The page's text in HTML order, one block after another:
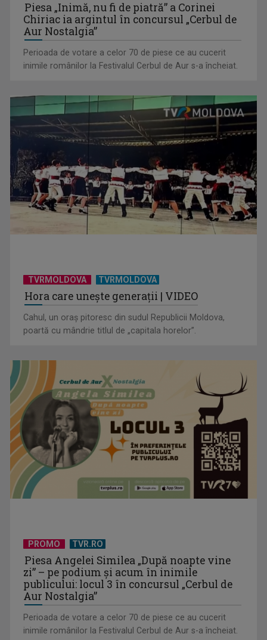
Piesa „Inimă, nu fi de piatră” a Corinei
Chiriac ia argintul în concursul „Cerbul de
Aur Nostalgia”
Perioada de votare a celor 70 de piese ce au cucerit
inimile românilor la Festivalul Cerbul de Aur s-a încheiat.
TVRMOLDOVA TVRMOLDOVA
Hora care unește generații | VIDEO
Cahul, un oraș pitoresc din sudul Republicii Moldova,
poartă cu mândrie titlul de „capitala horelor”.
PROMO TVR.RO
Piesa Angelei Similea „După noapte vine
zi” – pe podium şi acum în inimile
publicului: locul 3 în concursul „Cerbul de
Aur Nostalgia”
Perioada de votare a celor 70 de piese ce au cucerit
inimile românilor la Festivalul Cerbul de Aur s-a încheiat.